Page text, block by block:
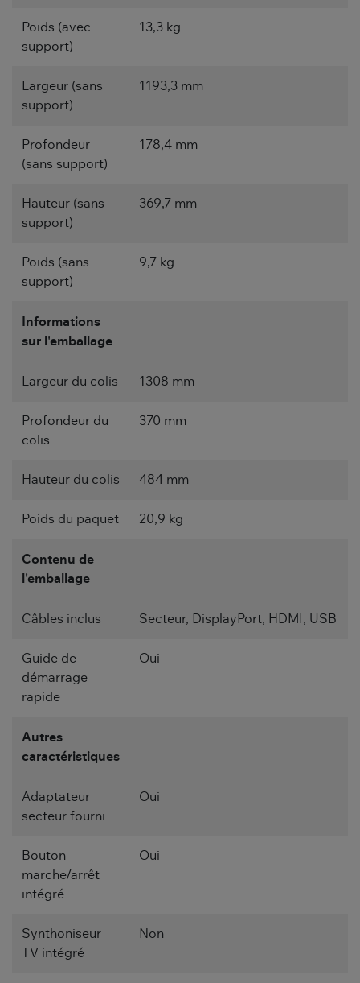
Poids (avec
support)
13,3 kg
Largeur (sans
support)
1193,3 mm
Profondeur
(sans support)
178,4 mm
Hauteur (sans
support)
369,7 mm
Poids (sans
support)
9,7 kg
Informations
sur l'emballage
Largeur du colis 1308 mm
Profondeur du
colis
370 mm
Hauteur du colis 484 mm
Poids du paquet 20,9 kg
Contenu de
l'emballage
Câbles inclus Secteur, DisplayPort, HDMI, USB
Guide de
démarrage
rapide
Oui
Autres
caractéristiques
Adaptateur
secteur fourni
Oui
Bouton
marche/arrêt
intégré
Oui
Synthoniseur
TV intégré
Non